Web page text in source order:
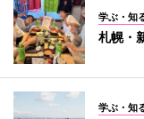
学ぶ・知
札幌・
学ぶ・知